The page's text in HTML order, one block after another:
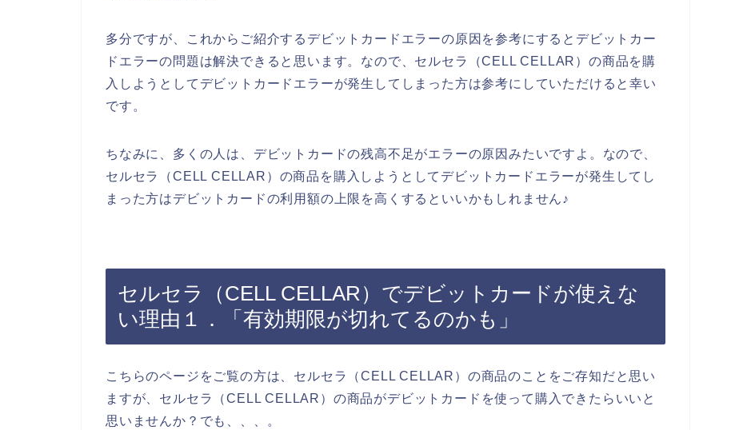
多分ですが、これからご紹介するデビットカードエラーの原因を参考にするとデビットカー
ドエラーの問題は解決できると思います。なので、セルセラ（CELL CELLAR）の商品を購
入しようとしてデビットカードエラーが発生してしまった方は参考にしていただけると幸い
です。
ちなみに、多くの人は、デビットカードの残高不足がエラーの原因みたいですよ。なので、
セルセラ（CELL CELLAR）の商品を購入しようとしてデビットカードエラーが発生してし
まった方はデビットカードの利用額の上限を高くするといいかもしれません♪
セルセラ（CELL CELLAR）でデビットカードが使えな
い理由１．「有効期限が切れてるのかも」
こちらのページをご覧の方は、セルセラ（CELL CELLAR）の商品のことをご存知だと思い
ますが、セルセラ（CELL CELLAR）の商品がデビットカードを使って購入できたらいいと
思いませんか？でも、、、。